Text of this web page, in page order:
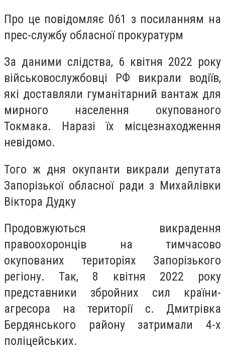
Про це повідомляє 061 з посиланням на
прес-службу обласної прокуратурм
За даними слідства, 6 квітня 2022 року
військовослужбовці РФ викрали водіїв,
які доставляли гуманітарний вантаж для
мирного населення окупованого
Токмака. Наразі їх місцезнаходження
невідомо.
Того ж дня окупанти викрали депутата
Запорізької обласної ради з Михайлівки
Віктора Дудку
Продовжуються викрадення
правоохоронців на тимчасово
окупованих територіях Запорізького
регіону. Так, 8 квітня 2022 року
представники збройних сил країни-
агресора на території с. Дмитрівка
Бердянського району затримали 4-х
поліцейських.